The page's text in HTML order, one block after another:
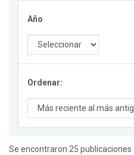
Año
Ordenar:
Se encontraron 25 publicaciones